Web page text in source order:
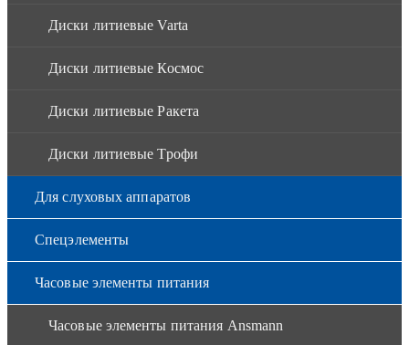
Диски литиевые Varta
Диски литиевые Космос
Диски литиевые Ракета
Диски литиевые Трофи
Для слуховых аппаратов
Спецэлементы
Часовые элементы питания
Часовые элементы питания Ansmann